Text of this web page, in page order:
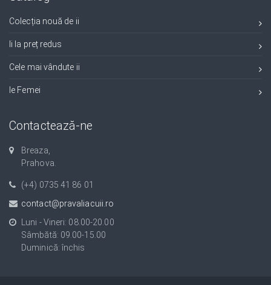
Colecția nouă de ii
Ii la preț redus
Cele mai vândute ii
Ie Femei
Contactează-ne
Breaza,
Prahova.
(+4) 0735 41 86 01
contact@pravaliacuii.ro
Luni - Vineri: 08.00-20.00
Sâmbătă: 09.00-15.00
Duminică: închis